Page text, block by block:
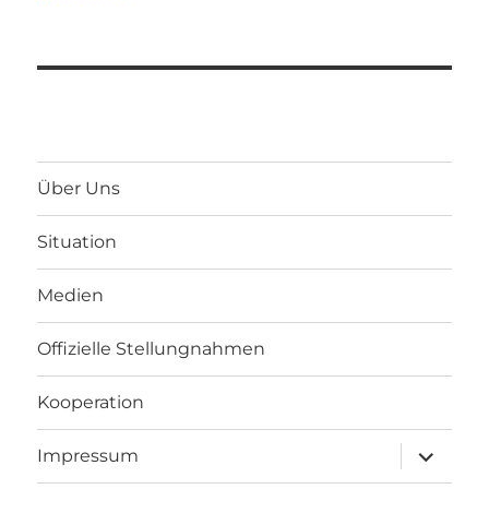
Über Uns
Situation
Medien
Offizielle Stellungnahmen
Kooperation
Impressum
anzeigen